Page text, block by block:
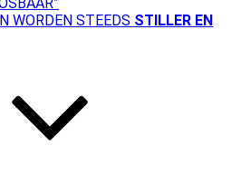
WORDEN STEEDS STILLER EN